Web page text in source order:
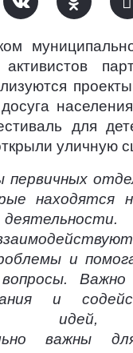
активистов
досуга
для
уличную
первичных
находятся
и
Важно
и
идей,
важны